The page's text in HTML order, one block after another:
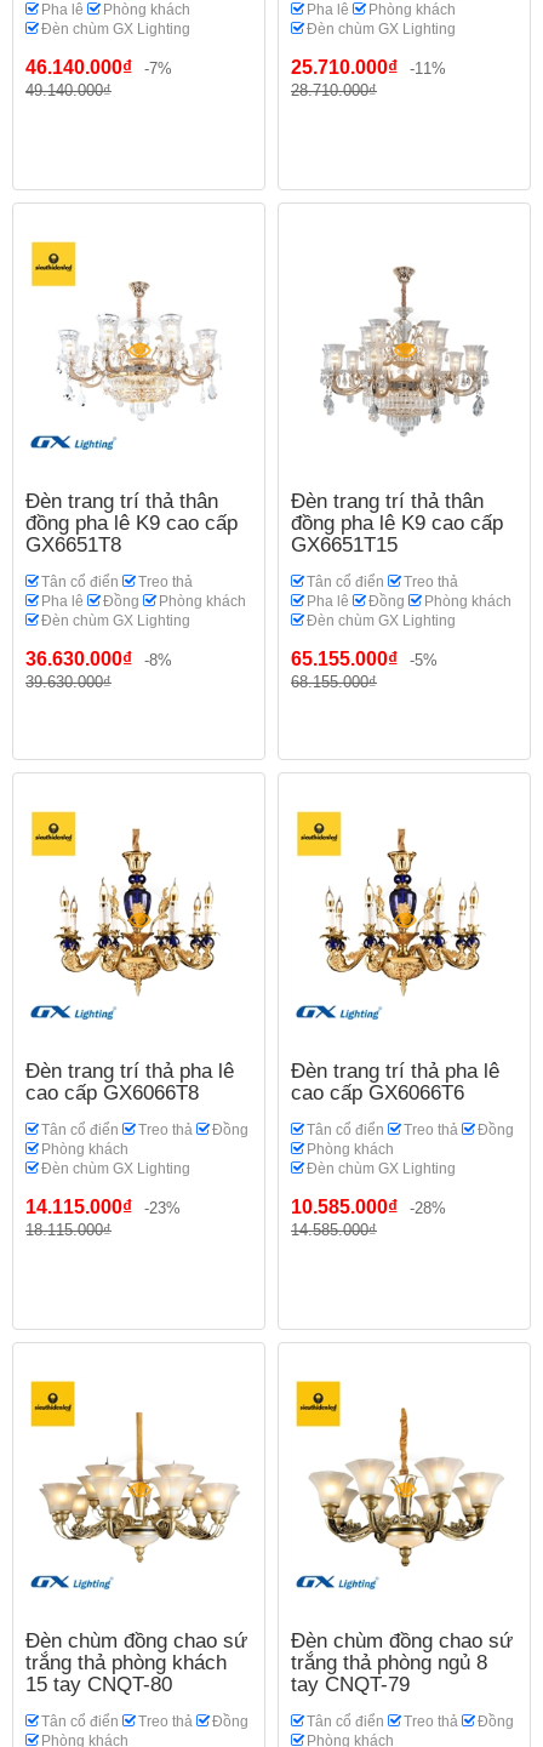
Pha lê
Phòng khách
Đèn chùm GX Lighting
46.140.000₫
-7%
49.140.000₫
Pha lê
Phòng khách
Đèn chùm GX Lighting
25.710.000₫
-11%
28.710.000₫
Đèn trang trí thả thân
đồng pha lê K9 cao cấp
GX6651T8
Tân cổ điển
Treo thả
Pha lê
Đồng
Phòng khách
Đèn chùm GX Lighting
36.630.000₫
-8%
39.630.000₫
Đèn trang trí thả thân
đồng pha lê K9 cao cấp
GX6651T15
Tân cổ điển
Treo thả
Pha lê
Đồng
Phòng khách
Đèn chùm GX Lighting
65.155.000₫
-5%
68.155.000₫
Đèn trang trí thả pha lê
cao cấp GX6066T8
Tân cổ điển Treo thả
Đồng
Phòng khách
Đèn chùm GX Lighting
14.115.000₫
-23%
18.115.000₫
Đèn trang trí thả pha lê
cao cấp GX6066T6
Tân cổ điển Treo thả
Đồng
Phòng khách
Đèn chùm GX Lighting
10.585.000₫
-28%
14.585.000₫
Đèn chùm đồng chao sứ
trắng thả phòng khách
15 tay CNQT-80
Tân cổ điển Treo thả
Đồng
Phòng khách
Đèn chùm đồng chao sứ
trắng thả phòng ngủ 8
tay CNQT-79
Tân cổ điển Treo thả
Đồng
Phòng khách